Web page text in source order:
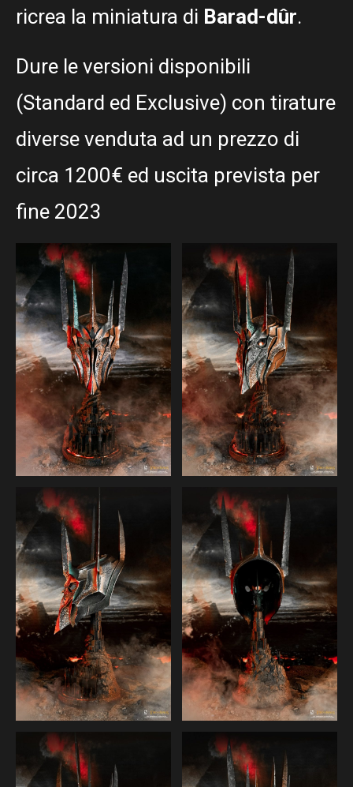
ricrea la miniatura di Barad-dûr.
Dure le versioni disponibili
(Standard ed Exclusive) con tirature
diverse venduta ad un prezzo di
circa 1200€ ed uscita prevista per
fine 2023